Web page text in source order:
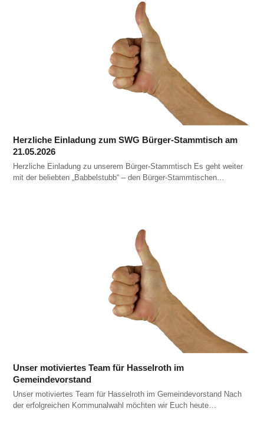
Herzliche Einladung zum SWG Bürger-Stammtisch am
21.05.2026
Herzliche Einladung zu unserem Bürger-Stammtisch Es geht weiter
mit der beliebten „Babbelstubb“ – den Bürger-Stammtischen…
Unser motiviertes Team für Hasselroth im
Gemeindevorstand
Unser motiviertes Team für Hasselroth im Gemeindevorstand Nach
der erfolgreichen Kommunalwahl möchten wir Euch heute…